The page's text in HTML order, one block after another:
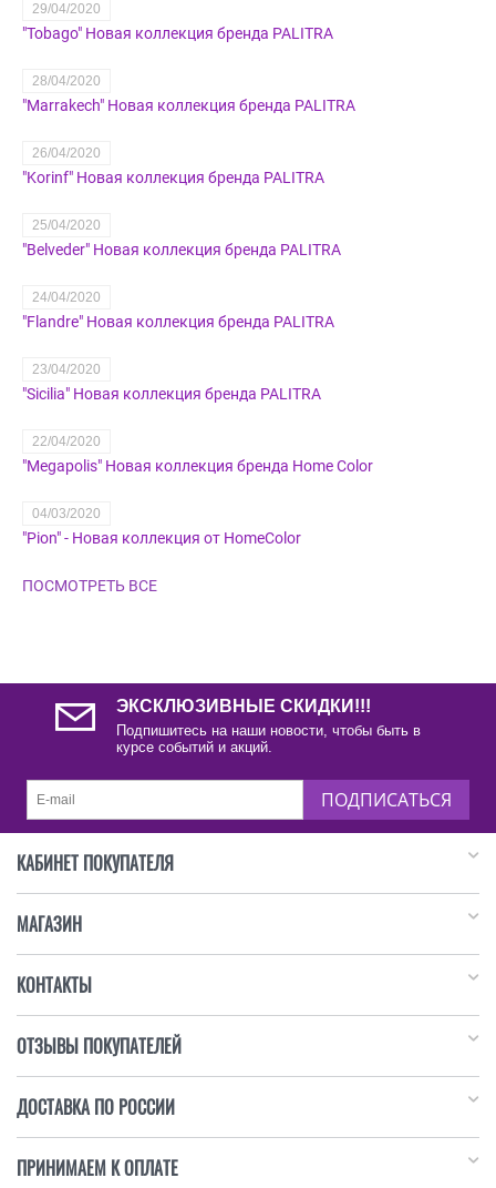
29/04/2020
"Tobago" Новая коллекция бренда PALITRA
28/04/2020
"Marrakech" Новая коллекция бренда PALITRA
26/04/2020
"Korinf" Новая коллекция бренда PALITRA
25/04/2020
​"Belveder" Новая коллекция бренда PALITRA
24/04/2020
"Flandre" Новая коллекция бренда PALITRA
23/04/2020
"Sicilia" Новая коллекция бренда PALITRA
22/04/2020
"Megapolis" Новая коллекция бренда Home Color
04/03/2020
"Pion" - Новая коллекция от HomeColor
ПОСМОТРЕТЬ ВСЕ
ЭКСКЛЮЗИВНЫЕ СКИДКИ!!!
Подпишитесь на наши новости, чтобы быть в
курсе событий и акций.
ПОДПИСАТЬСЯ
КАБИНЕТ ПОКУПАТЕЛЯ
МАГАЗИН
КОНТАКТЫ
ОТЗЫВЫ ПОКУПАТЕЛЕЙ
ДОСТАВКА ПО РОССИИ
ПРИНИМАЕМ К ОПЛАТЕ